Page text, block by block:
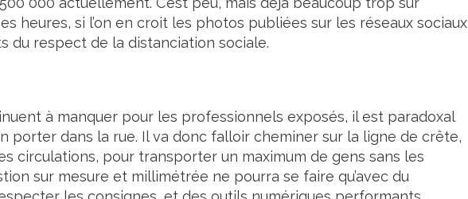
heures, si l’on en croit les photos publiées sur les réseaux sociaux
du respect de la distanciation sociale.
à manquer pour les professionnels exposés, il est paradoxal
porter dans la rue. Il va donc falloir cheminer sur la ligne de crête,
circulations, pour transporter un maximum de gens sans les
sur mesure et millimétrée ne pourra se faire qu’avec du